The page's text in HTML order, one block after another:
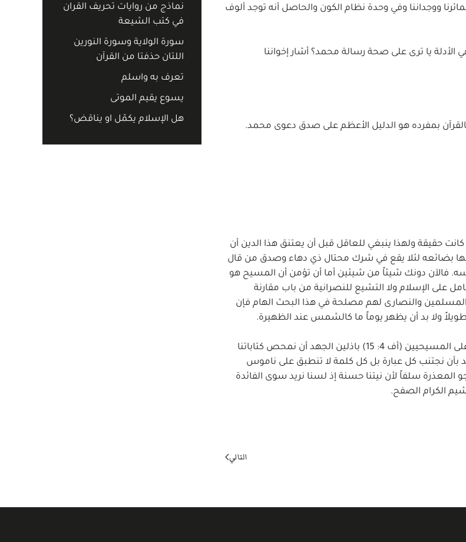
ووجداننا وفي وحدة نظام الكون والحاصل أنه توجد ألوف
الأدلة يا ترى على صحة رسالة محمد؟ أشار إخواننا
حقيقة ولهذا ينبغي للعاقل قبل أن يعتنق هذا الدين أن
بها بضائعه لئلا يقع في شرك محتال ذي دهاء وصدق من قال
فالآن دونك شيئاً من شيئين أما أن تؤمن أن المسيح هو
على الإسلام ولا التشيع للنصرانية من باب مقارنة
والنصارى لهم مصلحة في هذا البحث الهام فإن
طويلاً ولا بد أن يظهر يوماً ما كالشمس عند الظهيرة.
وهذا ما عزمنا على بيانه في الفصول الآتية صادقين في المحبة كما يجب على المسيحيين (أف 4: 15) باذلين الجهد أن نمحص كتاباتنا
بأن نجتنب كل عبارة بل كل كلمة لا تنطبق على ناموس
المعذرة سلفاً لأن نيتنا حسنة إذ لسنا نريد سوى الفائدة
الكرام الصفح.
التالي
نماذج من روايات تحريف القران
في كتب الشيعة
سورة الولاية وسورة النورين
اللتان حذفتا من القرآن
تعرف به واسلم
يسوع يقيم الموتى
هل الإسلام يكمّل او يناقض؟